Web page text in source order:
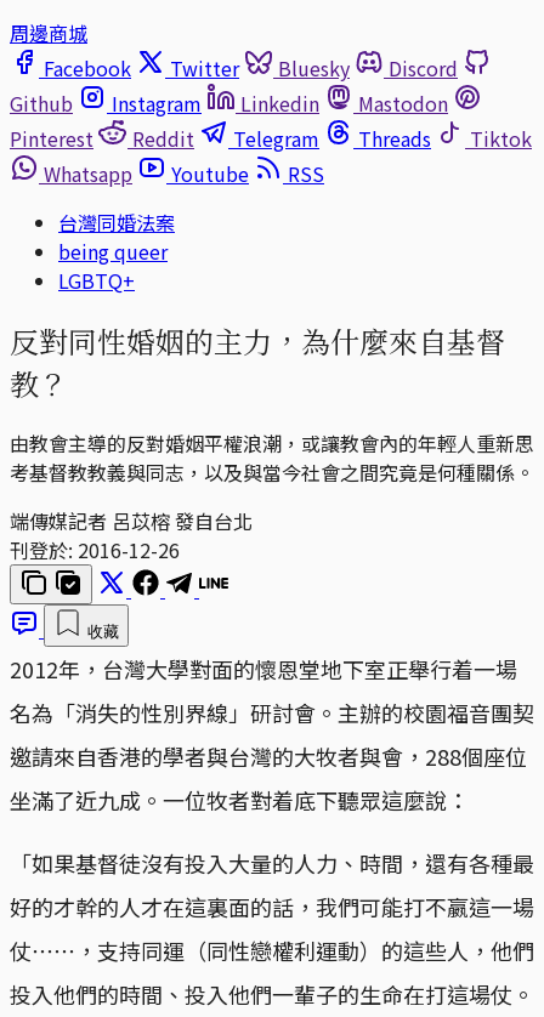
周邊商城
Facebook
Twitter Bluesky
Discord
Github
Instagram Linkedin
Mastodon
Pinterest
Reddit Telegram Threads
Tiktok
Whatsapp
Youtube
RSS
台灣同婚法案
being queer
LGBTQ+
反對同性婚姻的主力，為什麼來自基督
教？
由教會主導的反對婚姻平權浪潮，或讓教會內的年輕人重新思
考基督教教義與同志，以及與當今社會之間究竟是何種關係。
端傳媒記者 呂苡榕 發自台北
刊登於: 2016-12-26
收藏
2012年，台灣大學對面的懷恩堂地下室正舉行着一場
名為「消失的性別界線」研討會。主辦的校園福音團契
邀請來自香港的學者與台灣的大牧者與會，288個座位
坐滿了近九成。一位牧者對着底下聽眾這麼說：
「如果基督徒沒有投入大量的人力、時間，還有各種最
好的才幹的人才在這裏面的話，我們可能打不嬴這一場
仗⋯⋯，支持同運（同性戀權利運動）的這些人，他們
投入他們的時間、投入他們一輩子的生命在打這場仗。